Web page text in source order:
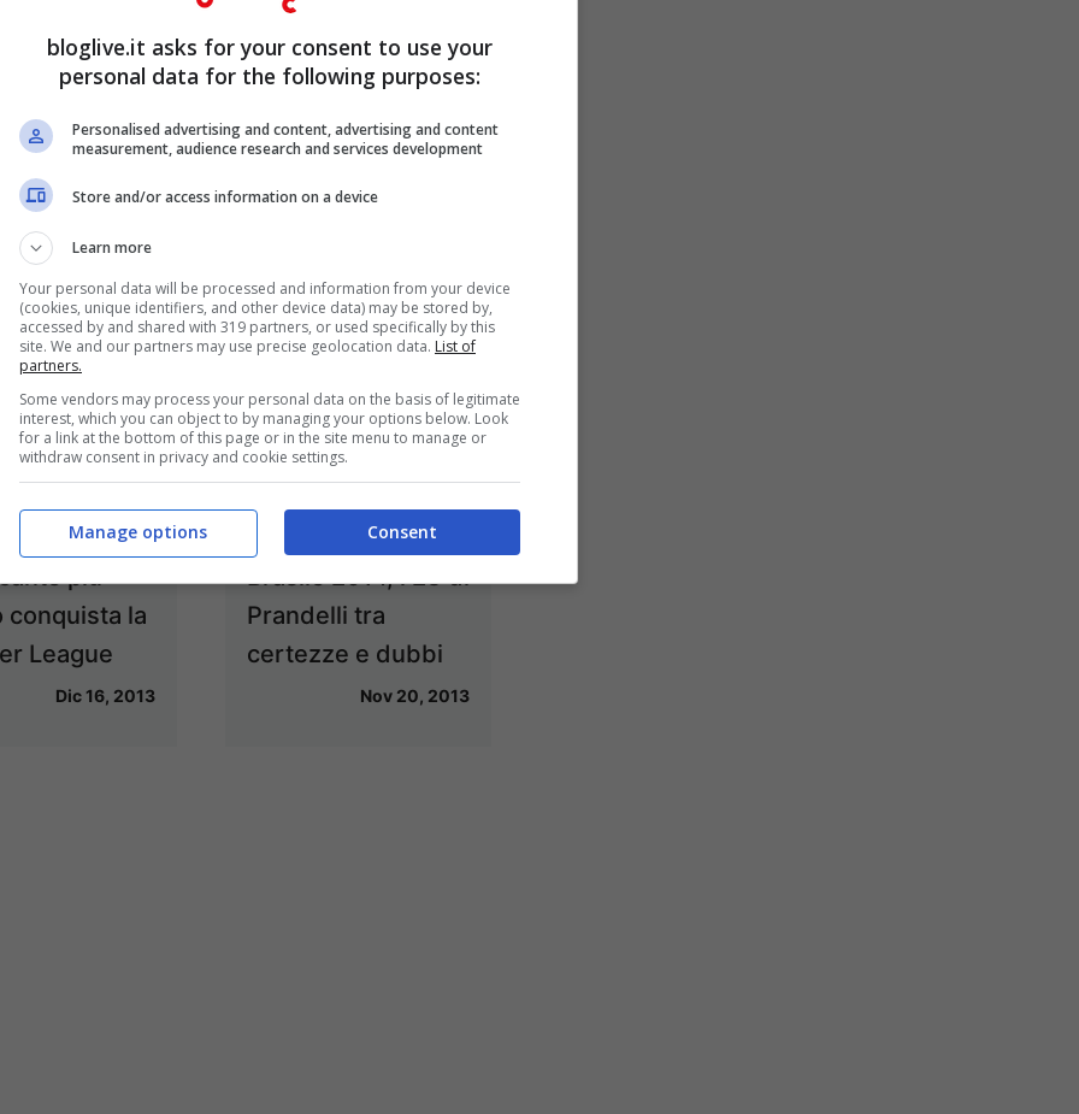
Feb 13, 2014
Pellè,
italiano in
Gen 21, 2014
Mondiali Brasile
aeree brasiliane
non aumenteranno
i prezzi
Gen 19, 2014
più
conquista la
League
Dic 16, 2013
Convocazioni
Brasile 2014, i 23 di
Prandelli tra
certezze e dubbi
Nov 20, 2013
bloglive.it asks for your consent to use your
personal data for the following purposes:
Personalised advertising and content, advertising and content
measurement, audience research and services development
Store and/or access information on a device
Learn more
Your personal data will be processed and information from your device
(cookies, unique identifiers, and other device data) may be stored by,
accessed by and shared with 319 partners, or used specifically by this
site. We and our partners may use precise geolocation data. List of
partners.
Some vendors may process your personal data on the basis of legitimate
interest, which you can object to by managing your options below. Look
for a link at the bottom of this page or in the site menu to manage or
withdraw consent in privacy and cookie settings.
Consent
Manage options